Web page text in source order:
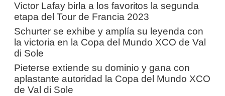
Victor Lafay birla a los favoritos la segunda
etapa del Tour de Francia 2023
Schurter se exhibe y amplía su leyenda con
la victoria en la Copa del Mundo XCO de Val
di Sole
Pieterse extiende su dominio y gana con
aplastante autoridad la Copa del Mundo XCO
de Val di Sole